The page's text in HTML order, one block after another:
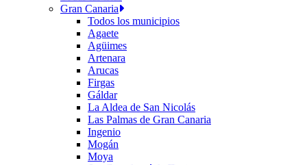
Gran Canaria
Todos los municipios
Agaete
Agüimes
Artenara
Arucas
Firgas
Gáldar
La Aldea de San Nicolás
Las Palmas de Gran Canaria
Ingenio
Mogán
Moya